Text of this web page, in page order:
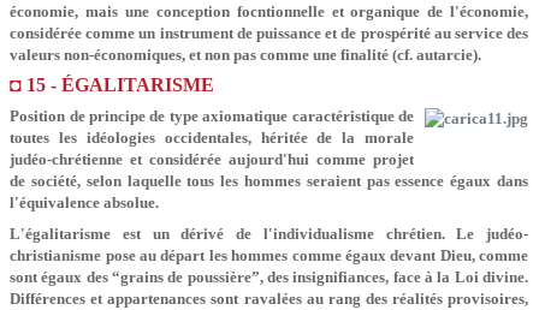
économie, mais une conception focntionnelle et organique de l'économie,
considérée comme un instrument de puissance et de prospérité au service des
valeurs non-économiques, et non pas comme une finalité (cf. autarcie).
◘ 15 - ÉGALITARISME
Position de principe de type axiomatique caractéristique de
toutes les idéologies occidentales, héritée de la morale
judéo-chrétienne et considérée aujourd'hui comme projet
de société, selon laquelle tous les hommes seraient pas essence égaux dans
l'équivalence absolue.
L'égalitarisme est un dérivé de l'individualisme chrétien. Le judéo-
christianisme pose au départ les hommes comme égaux devant Dieu, comme
sont égaux des “grains de poussière”, des insignifiances, face à la Loi divine.
Différences et appartenances sont ravalées au rang des réalités provisoires,